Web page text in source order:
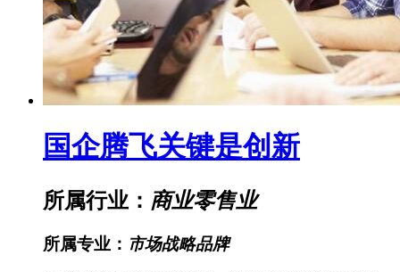
国企腾飞关键是创新
所属行业： 商业零售业
所属专业： 市场战略品牌